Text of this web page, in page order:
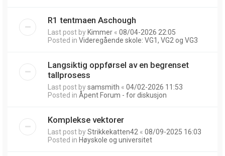
R1 tentmaen Aschough
Last post by Kimmer « 08/04-2026 22:05
Posted in Videregående skole: VG1, VG2 og VG3
Langsiktig oppførsel av en begrenset
tallprosess
Last post bysamsmith « 04/02-2026 11:53
Posted in Åpent Forum - for diskusjon
Komplekse vektorer
Last post byStrikkekatten42 « 08/09-2025 16:03
Posted in Høyskole og universitet